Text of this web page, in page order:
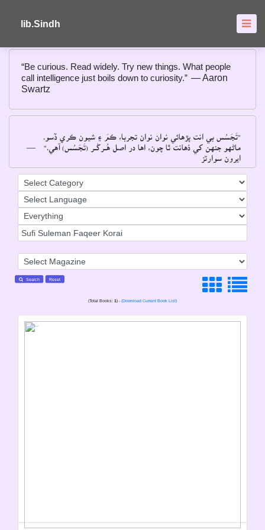
lib.Sindh
“Be curious. Read widely. Try new things. What people
call intelligence just boils down to curiosity.” ― Aaron
Swartz
"تَجَسُس بي انت پڙهائي نوان نوان تجربا، ڪمَ ۽ شيون ڪري ڏسو۔
ماڻهو جنهن کي ذهانت ٿا چون، اها در اصل هُــرکُــر (تَجَسُس) آهي۔"
ايرون سوارٽز
Search Reset
(Total Books: 1) - (Download Current Book List)